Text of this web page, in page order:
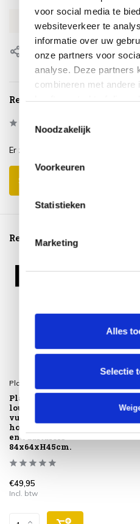
voor social media te
websiteverkeer te
informatie over uw
onze partners voor
analyse. Deze partners
combineren met andere
Noodzakelijk
Voorkeuren
Statistieken
Marketing
Alles
Selectie
Reviews
Er zijn nog geen reviews
Schrijf je eigen review
Reeds bekeken
Platinum
Platinum AeroCover
lounge-, koffie-,
vuurtafelhoes. Ademende
hoes voor lounge-, koffie-
en vuurtafels
84x64xH45cm.
€49,95
Incl. btw